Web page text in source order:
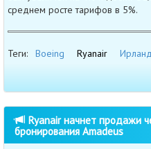
среднем росте тарифов в 5%.
Теги: Boeing Ryanair
Ryanair начнет продажи
бронирования Amadeus